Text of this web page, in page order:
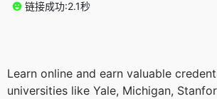
链接成功:2.1秒
Learn online and earn valuable
universities like Yale, Michigan,